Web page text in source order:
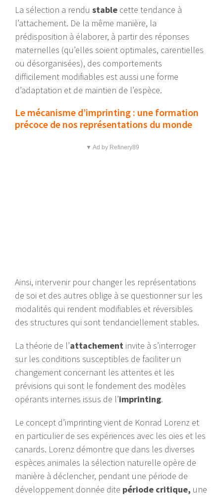
La sélection a rendu stable cette tendance à
l’attachement. De la même manière, la
prédisposition à élaborer, à partir des réponses
maternelles (qu’elles soient optimales, carentielles
ou désorganisées), des comportements
difficilement modifiables est aussi une forme
d’adaptation et de maintien de l’espèce.
Le mécanisme d’imprinting : une formation
précoce de nos représentations du monde
▼ Ad by Refinery89
Ainsi, intervenir pour changer les représentations
de soi et des autres oblige à se questionner sur les
modalités qui rendent modifiables et réversibles
des structures qui sont tendanciellement stables.
La théorie de l’attachement invite à s’interroger
sur les conditions susceptibles de faciliter un
changement concernant les attentes et les
prévisions qui sont le fondement des modèles
opérants internes issus de l’imprinting.
Le concept d’imprinting vient de Konrad Lorenz et
en particulier de ses expériences avec les oies et les
canards. Lorenz démontre que dans les diverses
espèces animales la sélection naturelle opère de
manière à déclencher, pendant une période de
développement donnée dite période critique, une